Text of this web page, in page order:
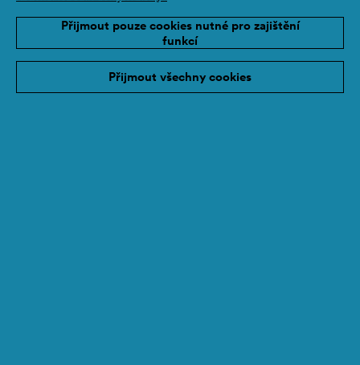
Přijmout pouze cookies nutné pro zajištění
funkcí
Přijmout všechny cookies